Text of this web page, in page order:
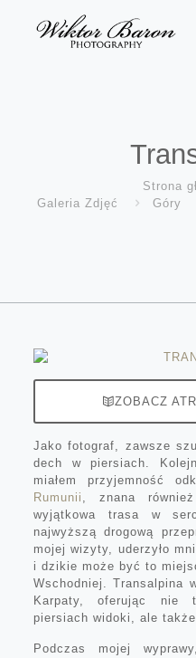
Strona
Galeria Zdjęć
Góry
ZOBACZ
Jako fotograf, zawsze
dech w piersiach.
miałem przyjemność
Rumunii , znana
wyjątkowa trasa w
najwyższą drogową
mojej wizyty, uderzyło
i dzikie może być to
Wschodniej. Transalpina
Karpaty, oferując nie
piersiach widoki, ale
Podczas mojej